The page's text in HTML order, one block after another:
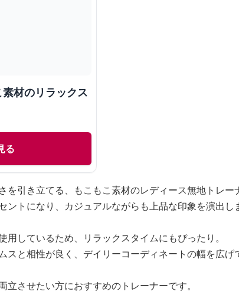
材のリラックス
る
を引き立てる、もこもこ素材のレディース無地トレー
ントになり、カジュアルながらも上品な印象を演出し
しているため、リラックスタイムにもぴったり。
スと相性が良く、デイリーコーディネートの幅を広げ
させたい方におすすめのトレーナーです。